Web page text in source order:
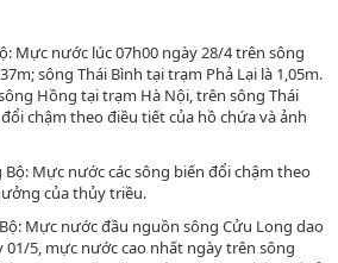
Mực nước lúc 07h00 ngày 28/4 trên sông
sông Thái Bình tại trạm Phả Lại là 1,05m.
Hồng tại trạm Hà Nội, trên sông Thái
chậm theo điều tiết của hồ chứa và ảnh
Bộ: Mực nước các sông biến đổi chậm theo
của thủy triều.
Mực nước đầu nguồn sông Cửu Long dao
5, mực nước cao nhất ngày trên sông